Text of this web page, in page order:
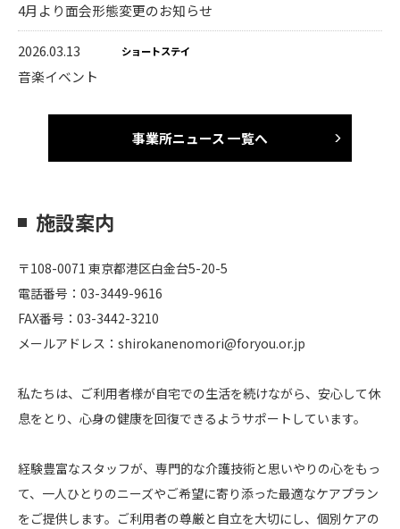
4月より面会形態変更のお知らせ
2026.03.13 ショートステイ
音楽イベント
事業所ニュース 一覧へ
施設案内
〒108-0071 東京都港区白金台5-20-5
電話番号：03-3449-9616
FAX番号：03-3442-3210
メールアドレス：shirokanenomori@foryou.or.jp
私たちは、ご利用者様が自宅での生活を続けながら、安心して休
息をとり、心身の健康を回復できるようサポートしています。
経験豊富なスタッフが、専門的な介護技術と思いやりの心をもっ
て、一人ひとりのニーズやご希望に寄り添った最適なケアプラン
をご提供します。ご利用者の尊厳と自立を大切にし、個別ケアの